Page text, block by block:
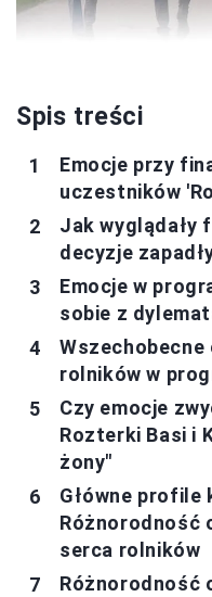
Spis treści
Emocje przy
uczestników
Jak wyglądały
decyzje
Emocje w
sobie z
rolników w
Czy emocje
Rozterki Basi i
żony"
Główne profile
Różnorodność
serca rolników
Różnorodność